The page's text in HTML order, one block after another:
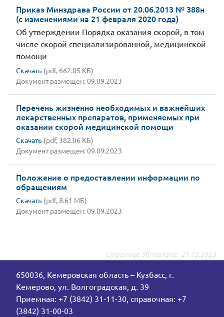
Приказ Минздрава России от 20.06.2013 № 388н
(с изменениями на 21 февраля 2020 года)
Об утверждении Порядка оказания скорой, в том
числе скорой специализированной, медицинской
помощи
Скачать (pdf, 662.05 КБ)
Документ размещен: 09.09.2023
Перечень жизненно необходимых и важнейших
лекарственных препаратов, применяемых при
оказании скорой медицинской помощи
Скачать (pdf, 382.06 КБ)
Документ размещен: 09.09.2023
Положение о предоставлении информации по
обращениям
Скачать (pdf, 8.61 МБ)
Документ размещен: 09.09.2023
Страница обновлена: 21.12.2023
650036, Кемеровская область – Кузбасс, г.
Кемерово, ул. Волгоградская, д. 39
Приемная: +7 (3842) 31-11-30, справочная: +7
(3842) 31-00-03